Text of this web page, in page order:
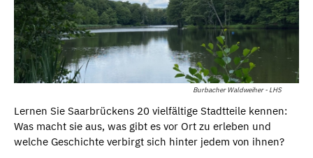
Burbacher Waldweiher - LHS
Lernen Sie Saarbrückens 20 vielfältige Stadtteile kennen:
Was macht sie aus, was gibt es vor Ort zu erleben und
welche Geschichte verbirgt sich hinter jedem von ihnen?